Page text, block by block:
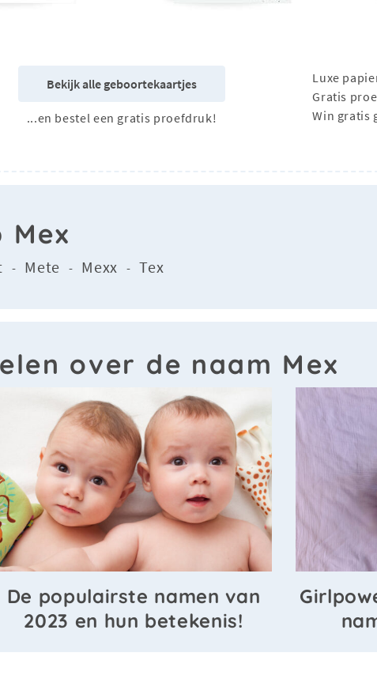
Bekijk alle geboortekaartjes
...en bestel een gratis proefdruk!
Luxe
Gratis
Win gratis
- Mete - Mexx -Tex
over de naam Mex
De populairste namen van
2023 en hun betekenis!